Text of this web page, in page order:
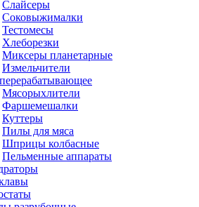
Слайсеры
Соковыжималки
Тестомесы
Хлеборезки
Миксеры планетарные
Измельчители
Мясорыхлители
Фаршемешалки
Куттеры
Пилы для мяса
Шприцы колбасные
Пельменные аппараты